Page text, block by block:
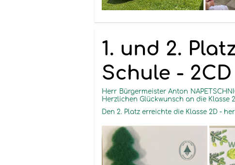
1. und 2.
Schule - 2CD
Herr Bürgermeister Anton
Herzlichen Glückwunsch an die Klasse
Den 2. Platz erreichte die Klasse 2D -